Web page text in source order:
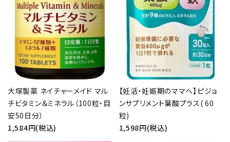
大塚製薬 ネイチャーメイド マル
チビタミン＆ミネラル（100粒・目
安50日分）
1,584円(税込)
【妊活・妊娠期のママへ】ピジョ
ンサプリメント葉酸プラス( 60
粒)
1,598円(税込)